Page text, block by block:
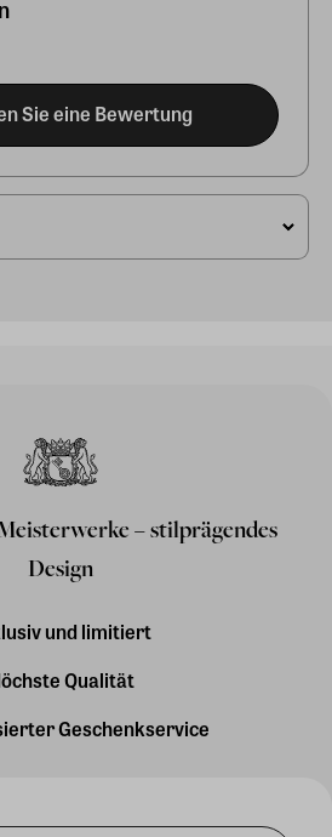
Sie eine Bewertung
– stilprägendes
Design
und limitiert
Qualität
Geschenkservice